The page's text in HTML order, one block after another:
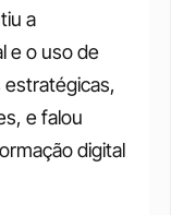
a
e o uso de
estratégicas,
e falou
digital